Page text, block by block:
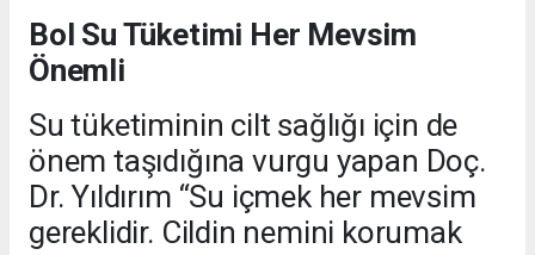
Bol Su Tüketimi Her Mevsim
Önemli
Su tüketiminin cilt sağlığı için de
önem taşıdığına vurgu yapan Doç.
Dr. Yıldırım “Su içmek her mevsim
gereklidir. Cildin nemini korumak